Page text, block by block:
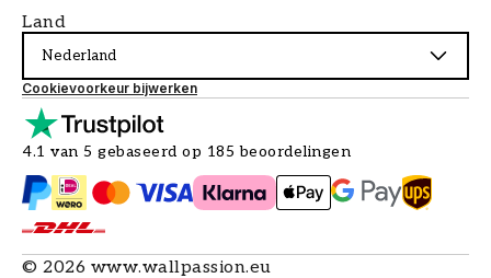
Land
Nederland
Cookievoorkeur bijwerken
4.1 van 5 gebaseerd op 185 beoordelingen
© 2026 www.wallpassion.eu